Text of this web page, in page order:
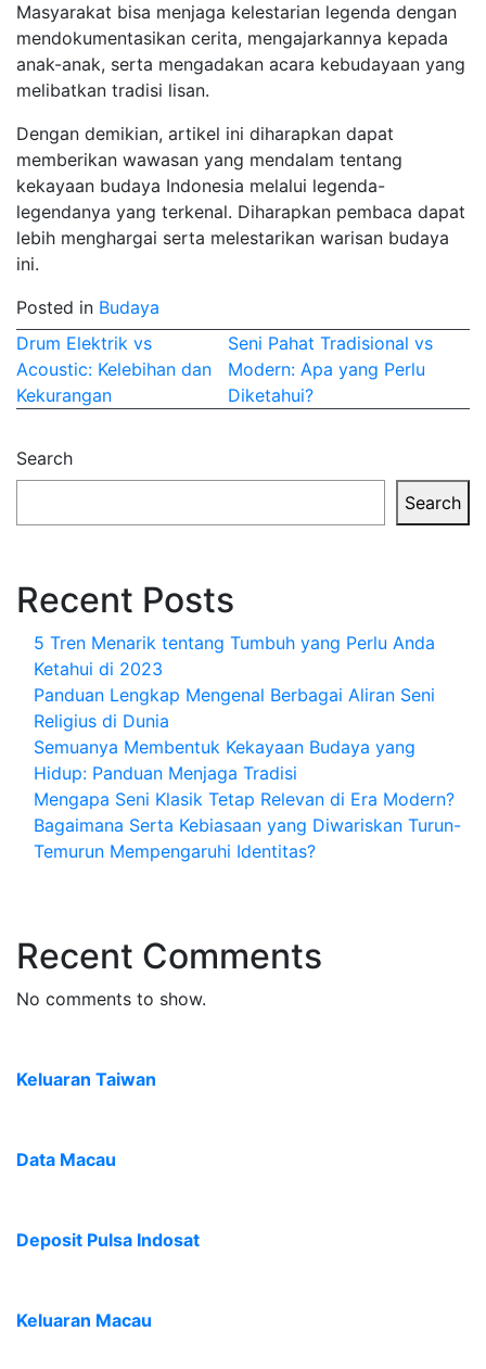
Masyarakat bisa menjaga kelestarian legenda dengan
mendokumentasikan cerita, mengajarkannya kepada
anak-anak, serta mengadakan acara kebudayaan yang
melibatkan tradisi lisan.
Dengan demikian, artikel ini diharapkan dapat
memberikan wawasan yang mendalam tentang
kekayaan budaya Indonesia melalui legenda-
legendanya yang terkenal. Diharapkan pembaca dapat
lebih menghargai serta melestarikan warisan budaya
ini.
Posted in Budaya
Post
navigation
Drum Elektrik vs
Acoustic: Kelebihan dan
Kekurangan
Seni Pahat Tradisional vs
Modern: Apa yang Perlu
Diketahui?
Search
Search
Recent Posts
5 Tren Menarik tentang Tumbuh yang Perlu Anda
Ketahui di 2023
Panduan Lengkap Mengenal Berbagai Aliran Seni
Religius di Dunia
Semuanya Membentuk Kekayaan Budaya yang
Hidup: Panduan Menjaga Tradisi
Mengapa Seni Klasik Tetap Relevan di Era Modern?
Bagaimana Serta Kebiasaan yang Diwariskan Turun-
Temurun Mempengaruhi Identitas?
Recent Comments
No comments to show.
Keluaran Taiwan
Data Macau
Deposit Pulsa Indosat
Keluaran Macau